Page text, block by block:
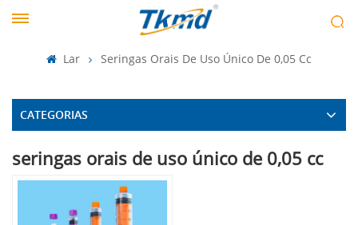
Lar Seringas Orais De Uso Único De 0,05 Cc
CATEGORIAS
seringas orais de uso único de 0,05 cc